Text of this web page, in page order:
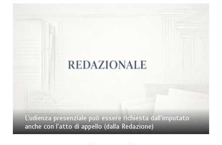
L’udienza presenziale può essere richiesta dall’imputato
anche con l’atto di appello (dalla Redazione)